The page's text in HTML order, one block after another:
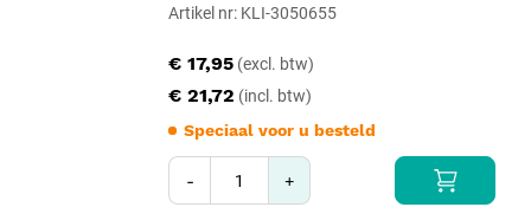
Artikel nr: KLI-3050655
€ 21,72
€ 17,95
Speciaal voor u besteld
- +